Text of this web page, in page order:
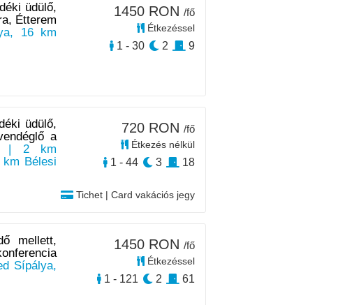
üdülő,
Étterem
16 km
1450 RON /fő
Étkezéssel
1 - 30 2 9
üdülő,
a
2 km
Bélesi
Tichet | Card vakációs jegy
720 RON /fő
Étkezés nélkül
1 - 44 3 18
mellett,
Sípálya,
1450 RON /fő
Étkezéssel
1 - 121 2 61